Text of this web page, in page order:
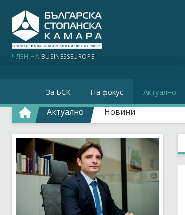
ЧЛЕН НА BUSINESSEUROPE
За БСК На фокус Актуално
Актуално Новини